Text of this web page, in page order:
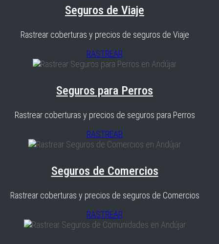
Seguros de Viaje
Rastrear coberturas y precios de seguros de Viaje
RASTREAR
Seguros para Perros
Rastrear coberturas y precios de seguros para Perros
RASTREAR
Seguros de Comercios
Rastrear coberturas y precios de seguros de Comercios
RASTREAR